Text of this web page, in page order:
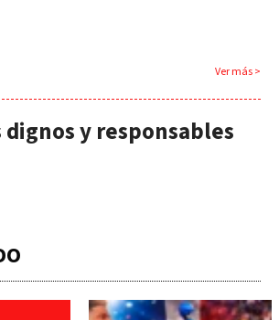
Ver más >
dignos y responsables